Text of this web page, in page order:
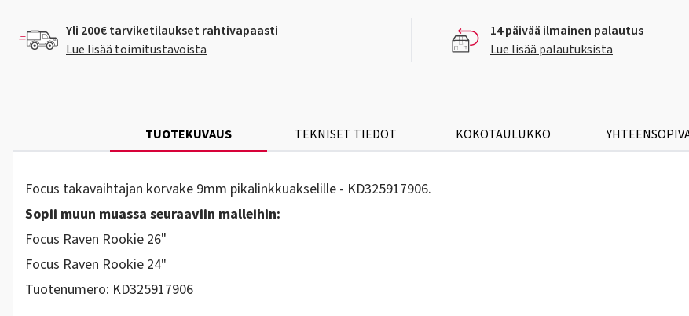
Yli 200€ tarviketilaukset rahtivapaasti
Lue lisää toimitustavoista
14 päivää ilmainen palautus
Lue lisää palautuksista
TUOTEKUVAUS TEKNISET TIEDOT KOKOTAULUKKO
Focus takavaihtajan korvake 9mm pikalinkkuakselille - KD325917906.
Sopii muun muassa seuraaviin malleihin:
Focus Raven Rookie 26"
Focus Raven Rookie 24"
Tuotenumero: KD325917906